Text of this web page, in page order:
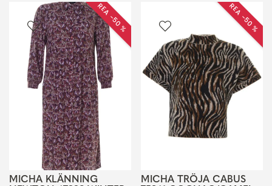
REA −50 %
MICHA KLÄNNING
REA −50 %
MICHA TRÖJA CABUS